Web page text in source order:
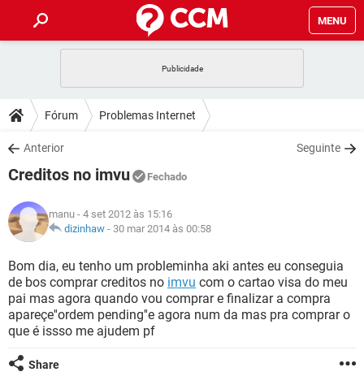
MENU
CELULAR FACEBOOK
OUTLOOK
INSTAGRAM
GUIA DE COMPRAS
DICAS
JOGOS WHATSAPP
INSTAGRAM
GUIA DE COMPRAS
DOWNLOADS
JOGOS
CELULAR
OUTLOOK EXCEL
INSTAGRAM GMAIL
GUIA DE COMPRAS
JOGOS
CELULAR
OUTLOOK EXCEL
INSTAGRAM GMAIL
GUIA DE COMPRAS
GLOSSÁRIO
JOGOS WHATSAPP
CELULAR FACEBOOK
OUTLOOK EXCEL
GUIA DE COMPRAS
Fórum Problemas Internet
Anterior Seguinte
Creditos no imvu Fechado
manu - 4 set 2012 às 15:16
dizinhaw - 30 mar 2014 às 00:58
Bom dia, eu tenho um probleminha aki antes eu conseguia
de bos comprar creditos no imvu com o cartao visa do meu
pai mas agora quando vou comprar e finalizar a compra
apareçe''ordem pending''e agora num da mas pra comprar o
que é issso me ajudem pf
Share